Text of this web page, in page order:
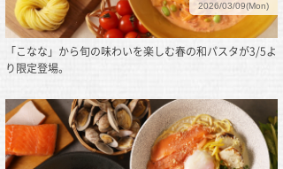
2026/03/09(Mon)
「こなな」から旬の味わいを楽しむ春の和パスタが3/5よ
り限定登場。